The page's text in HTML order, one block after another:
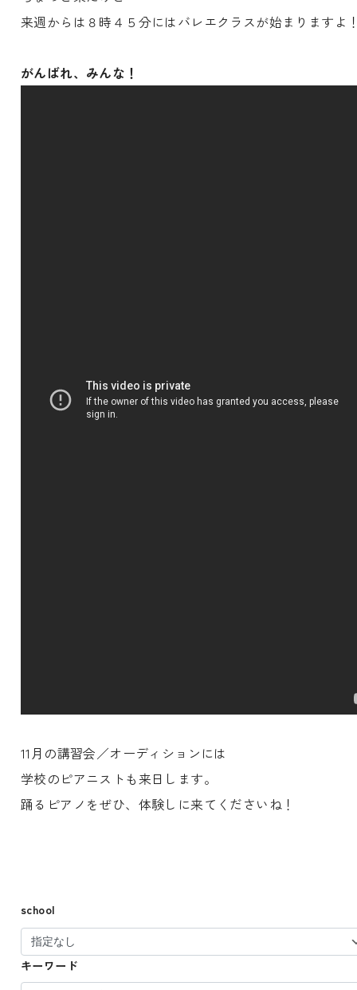
来週からは８時４５分にはバレエクラスが始まりますよ
がんばれ、みんな！
11月の講習会／オーディションには
学校のピアニストも来日します。
踊るピアノをぜひ、体験しに来てくださいね！
school
キーワード